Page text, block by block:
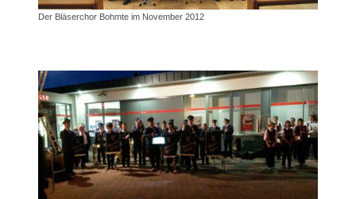
Der Bläserchor Bohmte im November 2012